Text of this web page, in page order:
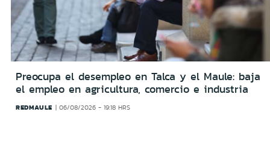
Preocupa el desempleo en Talca y el Maule: baja
el empleo en agricultura, comercio e industria
REDMAULE 06/08/2026 - 19:18 HRS